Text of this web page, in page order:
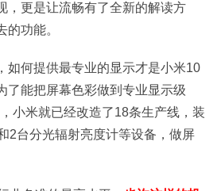
，更是让流畅有了全新的解读方
的功能。
如何提供最专业的显示才是小米10
了能把屏幕色彩做到专业显示级
小米就已经改造了18条生产线，装
2台分光辐射亮度计等设备，做屏